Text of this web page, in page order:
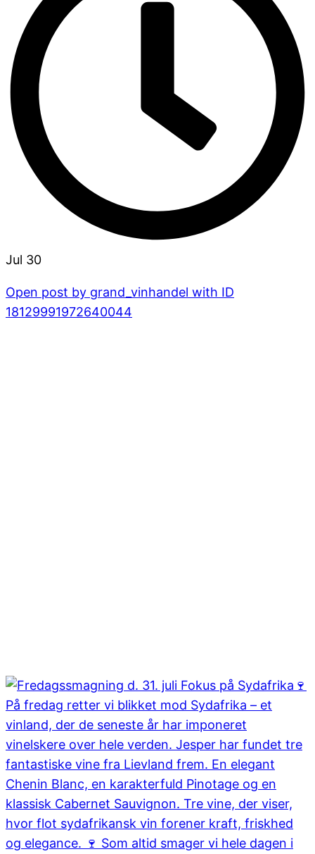
Jul 30
Open post by grand_vinhandel with ID
18129991972640044